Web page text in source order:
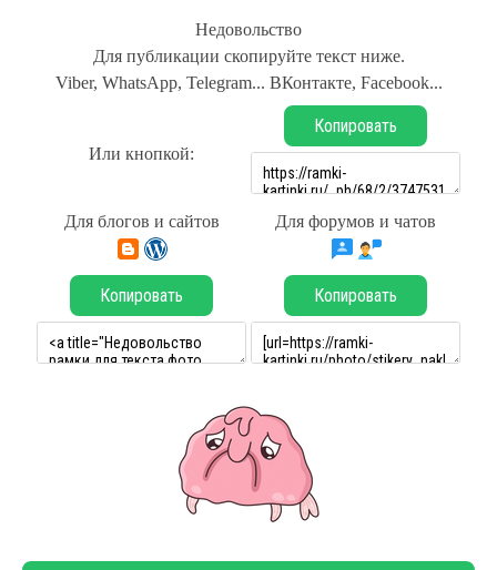
Недовольство
Для публикации скопируйте текст ниже.
Viber, WhatsApp, Telegram... ВКонтакте, Facebook...
Или кнопкой:
Копировать
Для блогов и сайтов Для форумов и чатов
Копировать Копировать